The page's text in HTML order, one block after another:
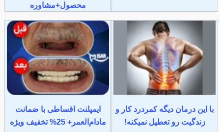
محصول+مشاوره
با این درمان دیگه کمردرد کار و
زندگیت رو تعطیل نمیکنه!
ایمپلنت اقساطی با ضمانت
مادام‌العمر+ 25% تخفیف ویژه